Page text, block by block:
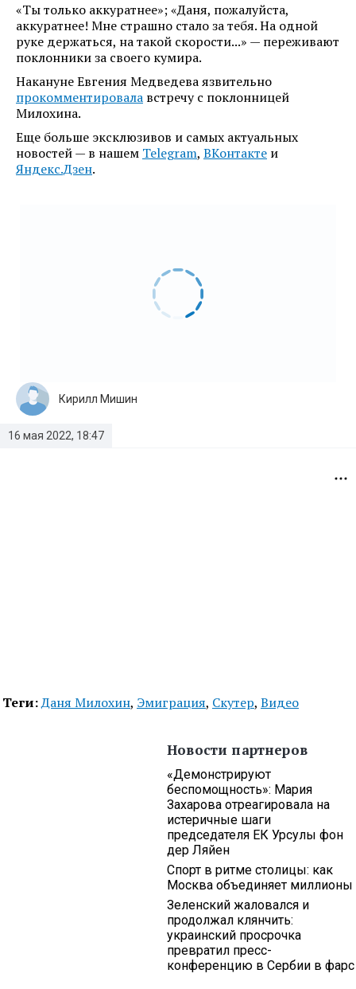
«Ты только аккуратнее»; «Даня, пожалуйста,
аккуратнее! Мне страшно стало за тебя. На одной
руке держаться, на такой скорости...» — переживают
поклонники за своего кумира.
Накануне Евгения Медведева язвительно
прокомментировала встречу с поклонницей
Милохина.
Еще больше эксклюзивов и самых актуальных
новостей — в нашем Telegram, ВКонтакте и
Яндекс.Дзен.
16 мая 2022, 18:47
Кирилл Мишин
Теги:Даня Милохин, Эмиграция, Скутер, Видео
Новости партнеров
«Демонстрируют
беспомощность»: Мария
Захарова отреагировала на
истеричные шаги
председателя ЕК Урсулы фон
дер Ляйен
Спорт в ритме столицы: как
Москва объединяет миллионы
Зеленский жаловался и
продолжал клянчить:
украинский просрочка
превратил пресс-
конференцию в Сербии в фарс